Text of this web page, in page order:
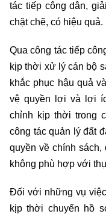
tác tiếp công dân,
chặt chẽ, có hiệu quả.
Qua công tác tiếp
kịp thời xử lý cán bộ
khắc phục hậu quả
vệ quyền lợi và lợi
chỉnh kịp thời trong
công tác quản lý đất
quyền về chính sách,
không phù hợp với
Đối với những vụ
kịp thời chuyển hồ